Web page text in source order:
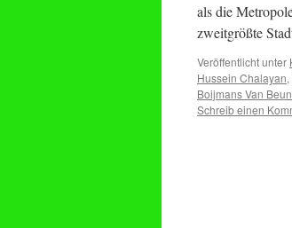
als die
zweitgrößte
Veröffentlicht unter
Hussein Chalayan,
Boijmans Van
Schreib einen